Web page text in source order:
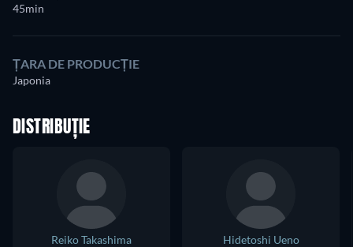
45min
ȚARA DE PRODUCȚIE
Japonia
DISTRIBUȚIE
Reiko Takashima
Hidetoshi Ueno